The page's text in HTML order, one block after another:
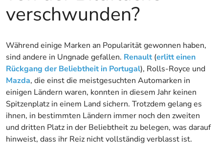
verschwunden?
Während einige Marken an Popularität gewonnen haben,
sind andere in Ungnade gefallen. Renault (erlitt einen
Rückgang der Beliebtheit in Portugal), Rolls-Royce und
Mazda, die einst die meistgesuchten Automarken in
einigen Ländern waren, konnten in diesem Jahr keinen
Spitzenplatz in einem Land sichern. Trotzdem gelang es
ihnen, in bestimmten Ländern immer noch den zweiten
und dritten Platz in der Beliebtheit zu belegen, was darauf
hinweist, dass ihr Reiz nicht vollständig verblasst ist.